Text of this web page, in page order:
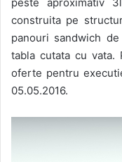
construita pe
panouri sandwich
tabla cutata cu vata.
oferte pentru
05.05.2016.